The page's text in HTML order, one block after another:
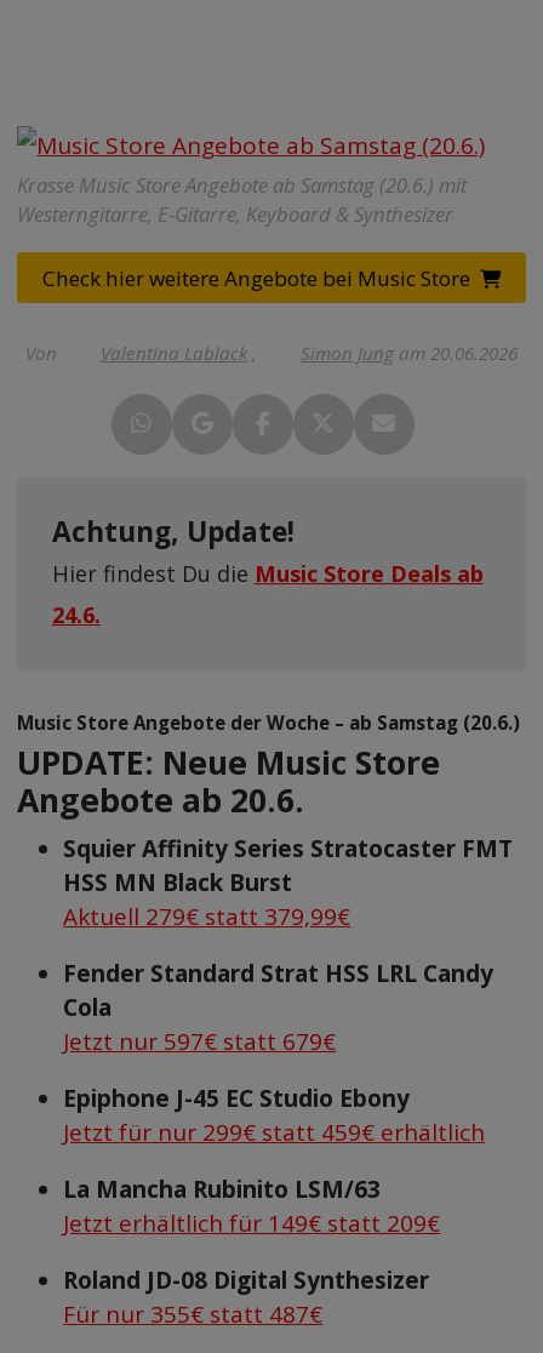
Krasse Music Store Angebote ab Samstag (20.6.) mit
Westerngitarre, E-Gitarre, Keyboard & Synthesizer
Check hier weitere Angebote bei Music Store
Von Valentina Lablack Simon Jung am 20.06.2026
Achtung, Update!
Hier findest Du die Music Store Deals ab
24.6.
Music Store Angebote der Woche – ab Samstag (20.6.)
UPDATE: Neue Music Store
Angebote ab 20.6.
Squier Affinity Series Stratocaster FMT
HSS MN Black Burst
Aktuell 279€ statt 379,99€
Fender Standard Strat HSS LRL Candy
Cola
Jetzt nur 597€ statt 679€
Epiphone J-45 EC Studio Ebony
Jetzt für nur 299€ statt 459€ erhältlich
La Mancha Rubinito LSM/63
Jetzt erhältlich für 149€ statt 209€
Roland JD-08 Digital Synthesizer
Für nur 355€ statt 487€